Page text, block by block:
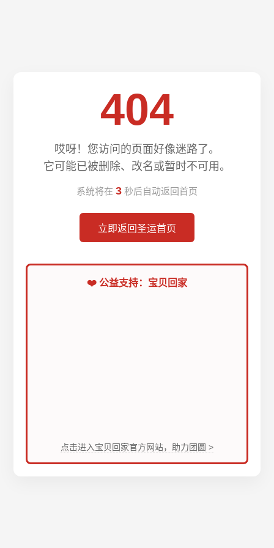
404
哎呀！您访问的页面好像迷路了。
它可能已被删除、改名或暂时不可用。
系统将在 3 秒后自动返回首页
立即返回圣运首页
❤️ 公益支持：宝贝回家
点击进入宝贝回家官方网站，助力团圆 >